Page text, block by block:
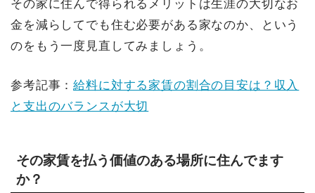
その家に住んで得られるメリットは生涯の大切なお
金を減らしてでも住む必要がある家なのか、という
のをもう一度見直してみましょう。
参考記事：給料に対する家賃の割合の目安は？収入
と支出のバランスが大切
その家賃を払う価値のある場所に住んでます
か？